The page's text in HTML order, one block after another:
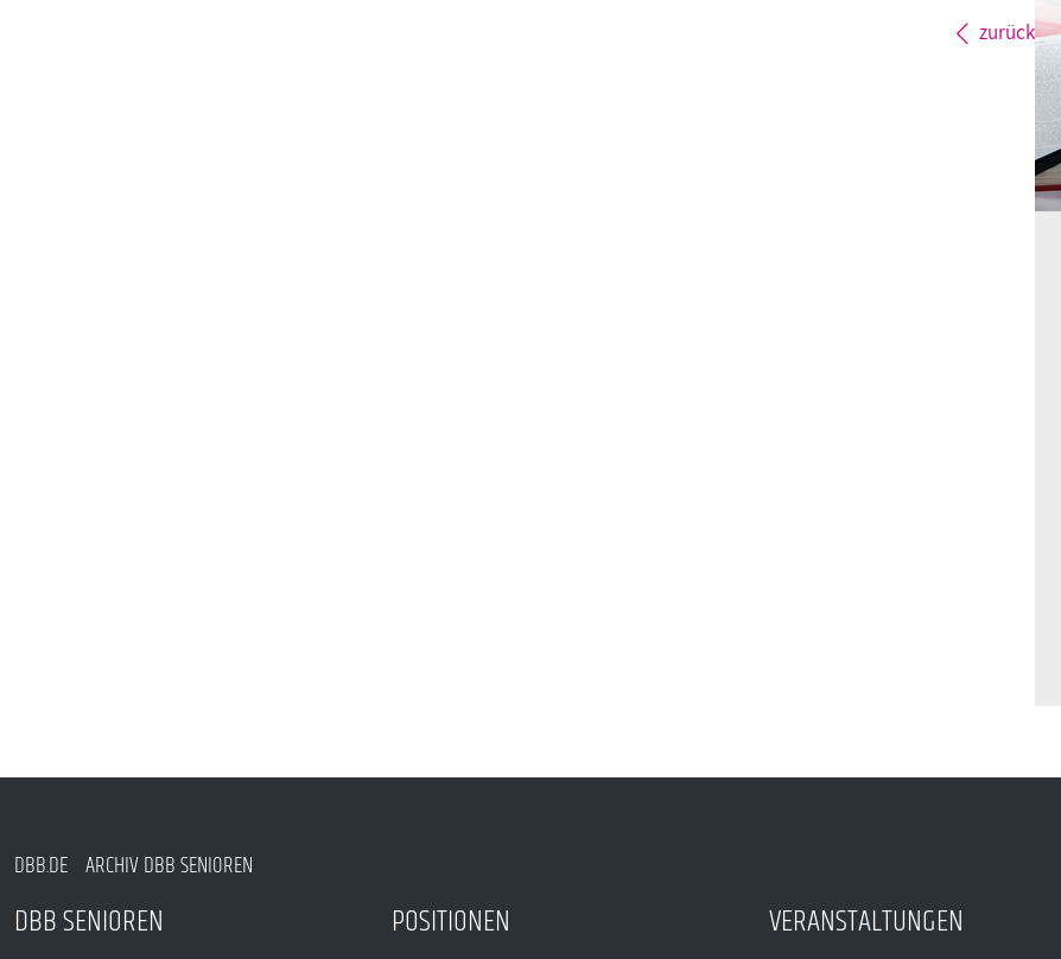
zurück
DBB.DE ARCHIV DBB SENIOREN
DBB SENIOREN POSITIONEN VERANSTALTUNGEN